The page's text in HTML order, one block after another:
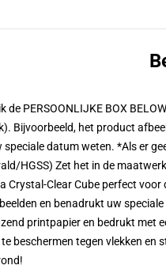
de PERSOONLIJKE BOX
Bijvoorbeeld, het product
datum weten. *Als er
HGSS) Zet het in de
Crystal-Clear Cube perfect
en benadrukt uw speciale
printpapier en bedrukt met
beschermen tegen vlekken